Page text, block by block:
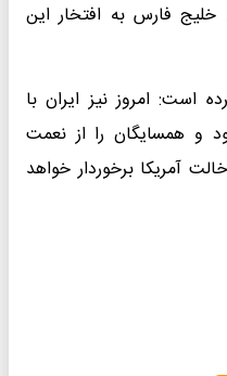
خلیج فارس به افتخار این
است: امروز نیز ایران با
و همسایگان را از نعمت
آمریکا برخوردار خواهد